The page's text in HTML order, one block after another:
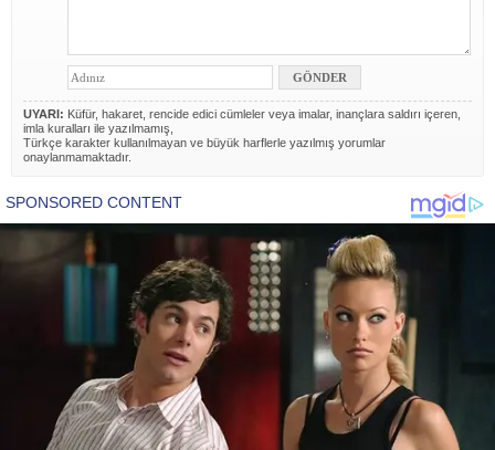
UYARI: Küfür, hakaret, rencide edici cümleler veya imalar, inançlara saldırı içeren,
imla kuralları ile yazılmamış,
Türkçe karakter kullanılmayan ve büyük harflerle yazılmış yorumlar
onaylanmamaktadır.